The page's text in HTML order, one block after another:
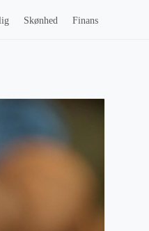
Skønhed Finans